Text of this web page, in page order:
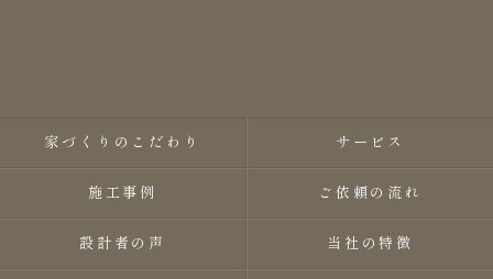
家づくりのこだわり サービス
施工事例 ご依頼の流れ
設計者の声 当社の特徴